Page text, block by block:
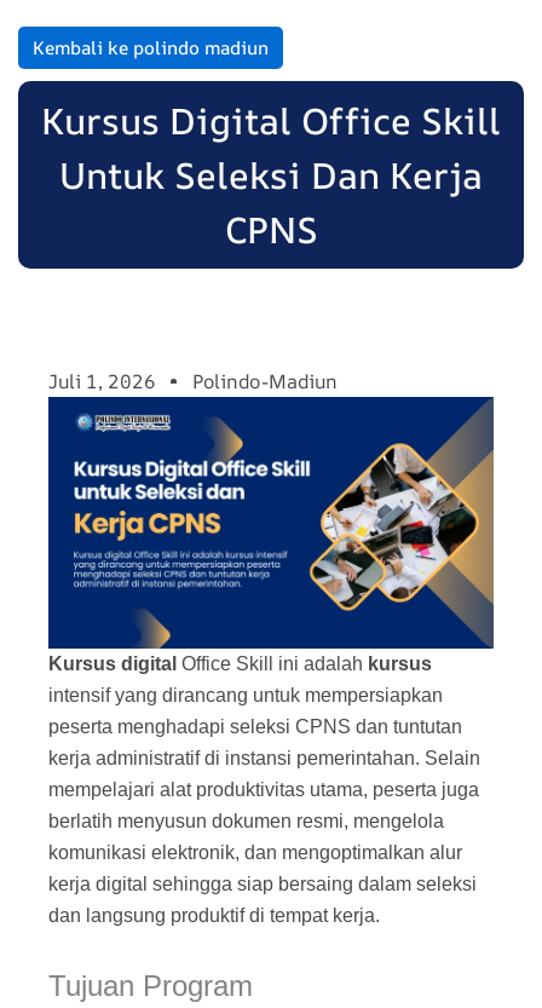
Kembali ke polindo madiun
Kursus Digital Office Skill
Untuk Seleksi Dan Kerja
CPNS
Juli 1, 2026 Polindo-Madiun
Kursus digital Office Skill ini adalah kursus
intensif yang dirancang untuk mempersiapkan
peserta menghadapi seleksi CPNS dan tuntutan
kerja administratif di instansi pemerintahan. Selain
mempelajari alat produktivitas utama, peserta juga
berlatih menyusun dokumen resmi, mengelola
komunikasi elektronik, dan mengoptimalkan alur
kerja digital sehingga siap bersaing dalam seleksi
dan langsung produktif di tempat kerja.
Tujuan Program